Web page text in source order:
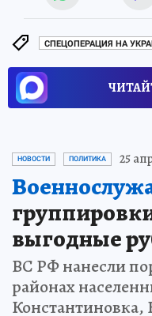
СПЕЦОПЕРАЦИЯ НА
НОВОСТИ ПОЛИТИКА 25
выгодные
ВС РФ нанесли
районах
Константиновка,